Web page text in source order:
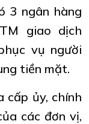
3 ngân hàng
giao dịch
vụ người
tiền mặt.
cấp ủy, chính
các đơn vị,